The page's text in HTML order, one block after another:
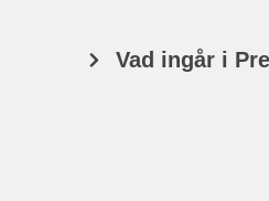
Vad ingår i